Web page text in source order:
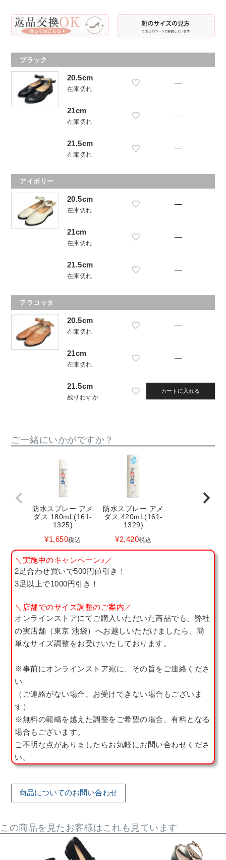
ブラック
20.5cm
在庫切れ
—
21cm
在庫切れ
—
21.5cm
在庫切れ
—
アイボリー
20.5cm
在庫切れ
—
21cm
在庫切れ
—
21.5cm
在庫切れ
—
テラコッタ
20.5cm
在庫切れ
—
21cm
在庫切れ
—
21.5cm
残りわずか
カートに入れる
ご一緒にいかがですか？
防水スプレー アメ
ダス 180mL(161-
1325)
¥1,650税込
防水スプレー アメ
ダス 420mL(161-
1329)
¥2,420税込
＼実施中のキャンペーン♪／
2足合わせ買いで500円値引き！
3足以上で1000円引き！
＼店舗でのサイズ調整のご案内／
オンラインストアにてご購入いただいた商品でも、弊社
の実店舗（東京 池袋）へお越しいただけましたら、簡
単なサイズ調整をお受けいたしております。
※事前にオンラインストア宛に、その旨をご連絡くださ
い
（ご連絡がない場合、お受けできない場合もございま
す）
※無料の範疇を越えた調整をご希望の場合、有料となる
場合もございます。
ご不明な点がありましたらお気軽にお問い合わせくださ
い。
商品についてのお問い合わせ
この商品を見たお客様はこれも見ています